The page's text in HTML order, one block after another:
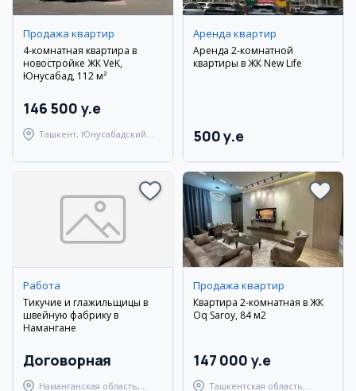
Продажа квартир
4-комнатная квартира в
новостройке ЖК VeK,
Юнусабад, 112 м²
146 500 y.e
Ташкент, Юнусабадский
Аренда квартир
Аренда 2-комнатной
квартиры в ЖК New Life
500 y.e
Работа
Тикучие и глажильщицы в
швейную фабрику в
Намангане
Договорная
Наманганская область,
Продажа квартир
Квартира 2-комнатная в ЖК
Oq Saroy, 84 м2
147 000 y.e
Ташкентская область,